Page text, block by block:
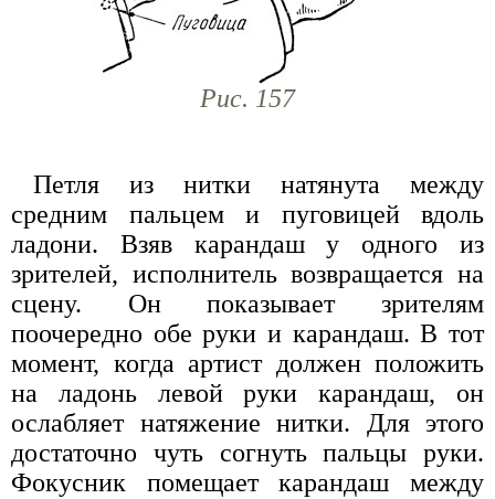
Рис. 157
Петля из нитки натянута между
средним пальцем и пуговицей вдоль
ладони. Взяв карандаш у одного из
зрителей, исполнитель возвращается на
сцену. Он показывает зрителям
поочередно обе руки и карандаш. В тот
момент, когда артист должен положить
на ладонь левой руки карандаш, он
ослабляет натяжение нитки. Для этого
достаточно чуть согнуть пальцы руки.
Фокусник помещает карандаш между